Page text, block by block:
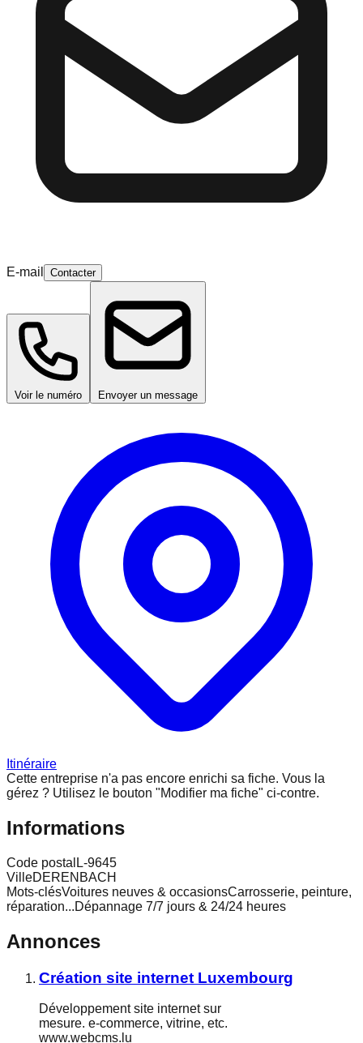
E-mail Contacter
Voir le numéro Envoyer un message
Itinéraire
Cette entreprise n'a pas encore enrichi sa fiche. Vous la
gérez ? Utilisez le bouton "Modifier ma fiche" ci-contre.
Informations
Code postal L-9645
VilleDERENBACH
Mots-clésVoitures neuves & occasionsCarrosserie, peinture,
réparation...Dépannage 7/7 jours & 24/24 heures
Annonces
Création site internet Luxembourg
Développement site internet sur
mesure. e-commerce, vitrine, etc.
www.webcms.lu